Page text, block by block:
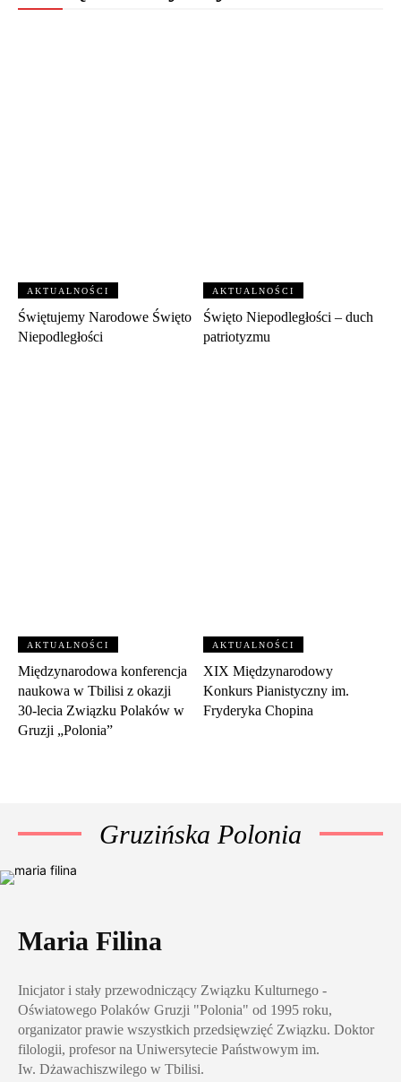
AKTUALNOŚCI
Świętujemy Narodowe Święto
Niepodległości
AKTUALNOŚCI
Święto Niepodległości – duch
patriotyzmu
AKTUALNOŚCI
Międzynarodowa konferencja
naukowa w Tbilisi z okazji
30‑lecia Związku Polaków w
Gruzji „Polonia”
AKTUALNOŚCI
XIX Międzynarodowy
Konkurs Pianistyczny im.
Fryderyka Chopina
Gruzińska Polonia
Maria Filina
Inicjator i stały przewodniczący Związku Kulturnego -
Oświatowego Polaków Gruzji "Polonia" od 1995 roku,
organizator prawie wszystkich przedsięwzięć Związku. Doktor
filologii, profesor na Uniwersytecie Państwowym im.
Iw. Dżawachiszwilego w Tbilisi.